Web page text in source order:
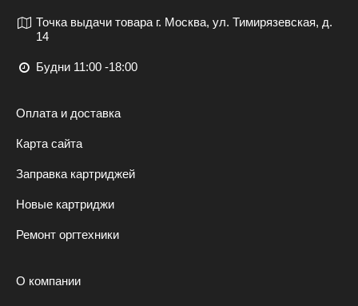
Точка выдачи товара г. Москва, ул. Тимирязевская, д.
14
Будни 11:00 -18:00
Оплата и доставка
Карта сайта
Заправка картриджей
Новые картриджи
Ремонт оргтехники
О компании